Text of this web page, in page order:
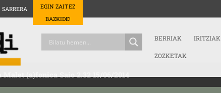
SARRERA
EGIN ZAITEZ
BAZKIDE!
BERRIAK IRITZIAK
ZOZKETAK
Malet (a)fonica Saio 2.32 15/06/2014